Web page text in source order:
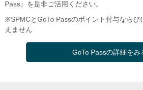
Pass』を是非ご活用ください。
※SPMCとGoTo Passのポイント付与ならび
えません
GoTo Passの詳細をみ